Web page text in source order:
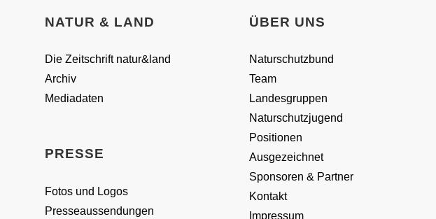
NATUR & LAND
Die Zeitschrift natur&land
Archiv
Mediadaten
PRESSE
Fotos und Logos
Presseaussendungen
ÜBER UNS
Naturschutzbund
Team
Landesgruppen
Naturschutzjugend
Positionen
Ausgezeichnet
Sponsoren & Partner
Kontakt
Impressum